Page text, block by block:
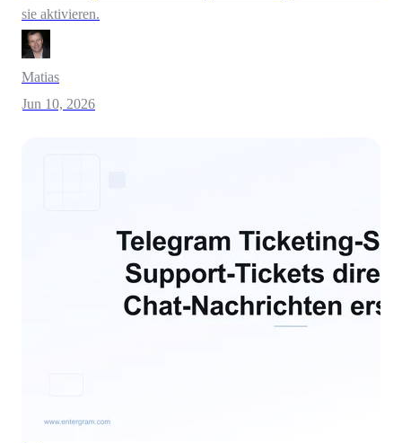
sie aktivieren.
Matias
Jun 10, 2026